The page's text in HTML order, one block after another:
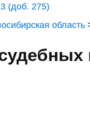
(доб. 275)
область